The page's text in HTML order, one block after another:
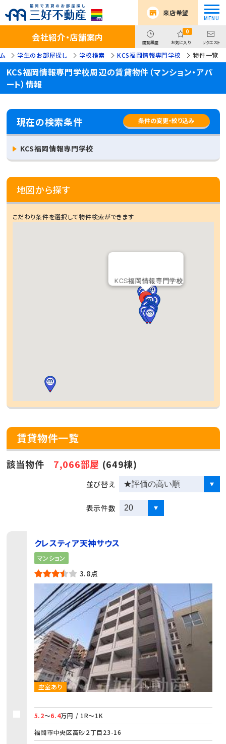
来店希望
会社紹介・店舗案内 閲覧履歴
0
お気に入り リクエスト
学生のお部屋探し 学校検索 KCS福岡情報専門学校 物件一覧
KCS福岡情報専門学校周辺の賃貸物件（マンション・アパ
ート）情報
賃貸物件一覧
該当物件 7,066部屋 (649棟)
並び替え
表示件数
クレスティア天神サウス
マンション
3.8点
空室あり
5.2～6.4万円 / 1R～1K
福岡市中央区高砂２丁目23-16
現在の検索条件 条件の変更・絞り込み
KCS福岡情報専門学校
地図から探す
こだわり条件を選択して物件検索ができます
KCS福岡情報専門学校